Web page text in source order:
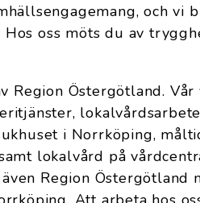
och vi
Hos oss möts du av
Region Östergötland. Vår
i Norrköping,
lokalvård på
Region Östergötland